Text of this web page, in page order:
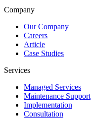
Company
Our Company
Careers
Article
Case Studies
Services
Managed Services
Maintenance Support
Implementation
Consultation